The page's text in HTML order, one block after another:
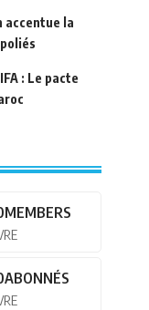
accentue la
: Le pacte
MEMBERS
ABONNÉS